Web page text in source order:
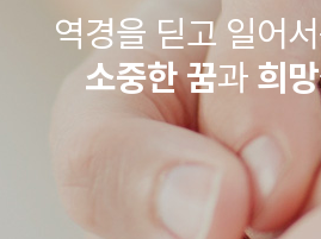
역경을 딛고 일어
소중한 꿈과희망